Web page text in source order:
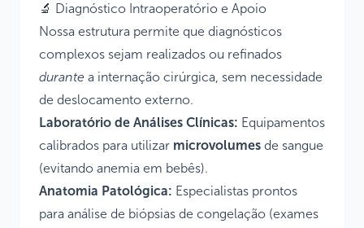
🔬 Diagnóstico Intraoperatório e Apoio
Nossa estrutura permite que diagnósticos
complexos sejam realizados ou refinados
durante a internação cirúrgica, sem necessidade
de deslocamento externo.
Laboratório de Análises Clínicas: Equipamentos
calibrados para utilizar microvolumes de sangue
(evitando anemia em bebês).
Anatomia Patológica: Especialistas prontos
para análise de biópsias de congelação (exames